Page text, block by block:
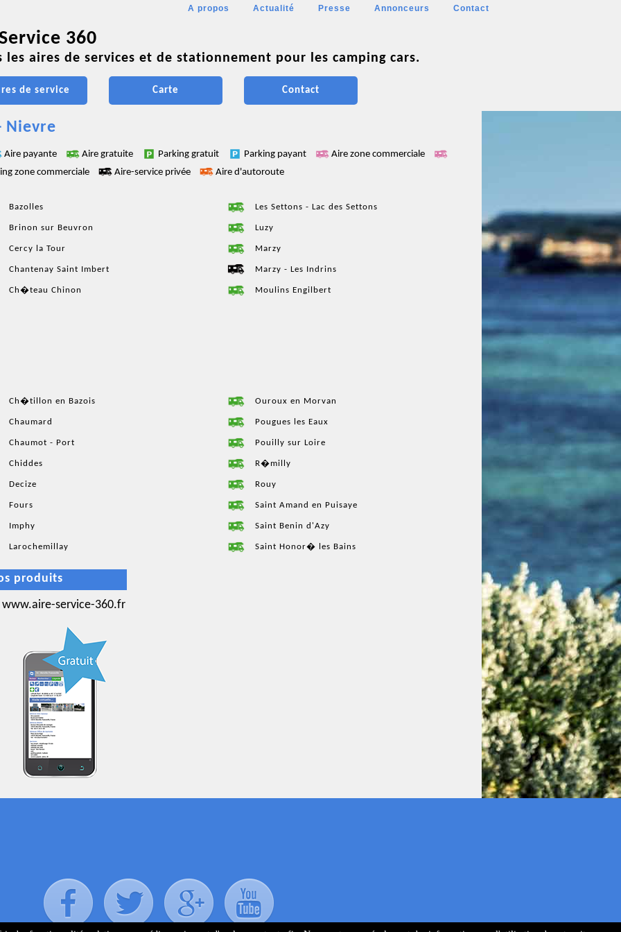
A propos Actualité Presse Annonceurs Contact
360
les aires de services et de stationnement pour les camping cars.
de service Carte Contact
Nievre
Aire payante Aire gratuite Parking gratuit Parking payant
Aire zone commerciale
zone commerciale
Aire-service privée Aire d'autoroute
Bazolles Les Settons - Lac des Settons
Brinon sur Beuvron Luzy
Cercy la Tour Marzy
Chantenay Saint Imbert Marzy - Les Indrins
Ch�teau Chinon Moulins Engilbert
Ch�tillon en Bazois Ouroux en Morvan
Chaumard Pougues les Eaux
Chaumot - Port Pouilly sur Loire
Chiddes R�milly
Decize Rouy
Fours Saint Amand en Puisaye
Imphy Saint Benin d'Azy
Larochemillay Saint Honor� les Bains
produits
www.aire-service-360.fr